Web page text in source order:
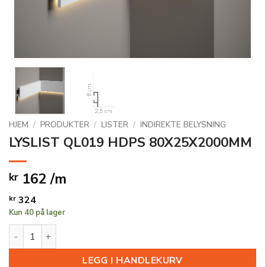
HJEM / PRODUKTER / LISTER / INDIREKTE BELYSNING
LYSLIST QL019 HDPS 80X25X2000MM
kr 162 /m
kr 324
Kun 40 på lager
LYSLIST QL019 HDPS 80X25X2000MM antall
LEGG I HANDLEKURV